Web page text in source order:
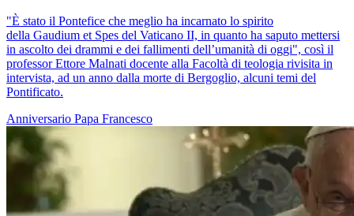
"È stato il Pontefice che meglio ha incarnato lo spirito
della Gaudium et Spes del Vaticano II, in quanto ha saputo mettersi
in ascolto dei drammi e dei fallimenti dell’umanità di oggi", così il
professor Ettore Malnati docente alla Facoltà di teologia rivisita in
intervista, ad un anno dalla morte di Bergoglio, alcuni temi del
Pontificato.
Anniversario Papa Francesco